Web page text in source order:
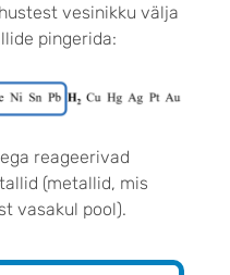
vesinikku välja
pingerida:
reageerivad
(metallid, mis
vasakul pool).